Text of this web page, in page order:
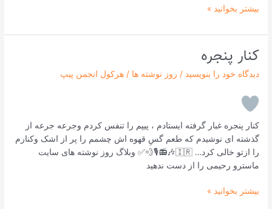
بیشتر بخوانید »
کنار پنجره
دیدگاه‌ خود را بنویسید / روز نوشته ها /هرکول انجمن پیپ
کنار پنجره غبار گرفته ایستادم ، پیپم را تنفس کردم وجرعه جرعه از
گذشته ای نوشیدم که طعم گسِ قهوه اش چشمم را پر از اشک وکنارم
را ازتو خالی کرد… 🇮🇷🎶📻🎙💨✅ وبلاگ روز نوشته های سایت
ماسترو رحیمی را از دست ندهید
کنار
بیشتر بخوانید »